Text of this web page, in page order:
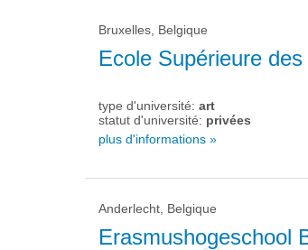
Bruxelles, Belgique
Ecole Supérieure
type d'université: art
statut d'université: privées
plus d'informations »
Anderlecht, Belgique
Erasmushogeschool